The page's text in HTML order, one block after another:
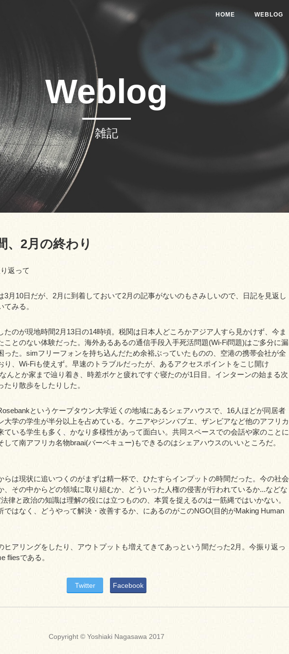
HOME WEBLOG
Weblog
雑記
、2月の終わり
返って
3月10日だが、2月に到着しておいて2月の記事がないのもさみしいので、日記を見返し
みる。
たのが現地時間2月13日の14時頃。税関は日本人どころかアジア人すら見かけず、今ま
ことのない体験だった。海外あるあるの通信手段入手死活問題(Wi-Fi問題)はご多分に漏
った。simフリーフォンを持ち込んだため余裕ぶっていたものの、空港の携帯会社が全
り、Wi-Fiも使えず。早速のトラブルだったが、あるアクセスポイントをこじ開け
んとか家まで辿り着き、時差ボケと疲れですぐ寝たのが1日目。インターンの始まる次
り散歩をしたりした。
というケープタウン大学近くの地域にあるシェアハウスで、16人ほどが同居者
大学の学生が半分以上を占めている。ケニアやジンバブエ、ザンビアなど他のアフリカ
ている学生も多く、かなり多様性があって面白い。共同スペースでの会話や家のことに
して南アフリカ名物braai(バーベキュー)もできるのはシェアハウスのいいところだ。
らは現状に追いつくのがまずは精一杯で、ひたすらインプットの時間だった。今の社会
、その中からどの領域に取り組むか、どういった人権の侵害が行われているか...などな
律と政治の知識は理解の役には立つものの、本質を捉えるのは一筋縄ではいかない。
ではなく、どうやって解決・改善するか、にあるのがこのNGO(目的がMaking Human
ヒアリングをしたり、アウトプットも増えてきてあっという間だった2月。今振り返っ
fliesである。
Twitter Facebook
Copyright © Yoshiaki Nagasawa 2017